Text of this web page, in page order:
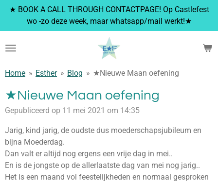
Ga
naar
de
★ BOOK A CALL THROUGH CONTACTPAGE! Op Castlefest
wo -zo deze week, maar whatsapp/mail werkt!★
Home » Esther » Blog » ★Nieuwe Maan oefening
★Nieuwe Maan oefening
Gepubliceerd op 11 mei 2021 om 14:35
Jarig, kind jarig, de oudste dus moederschapsjubileum en
bijna Moederdag.
Dan valt er altijd nog ergens een vrije dag in mei..
En is de jongste op de allerlaatste dag van mei nog jarig..
Het is een maand vol feestelijkheden en normaal gesproken